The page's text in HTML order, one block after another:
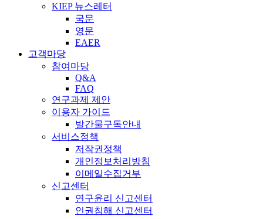
KIEP 뉴스레터
국문
영문
EAER
고객마당
참여마당
Q&A
FAQ
연구과제 제안
이용자 가이드
발간물구독안내
서비스정책
저작권정책
개인정보처리방침
이메일수집거부
신고센터
연구윤리 신고센터
인권침해 신고센터